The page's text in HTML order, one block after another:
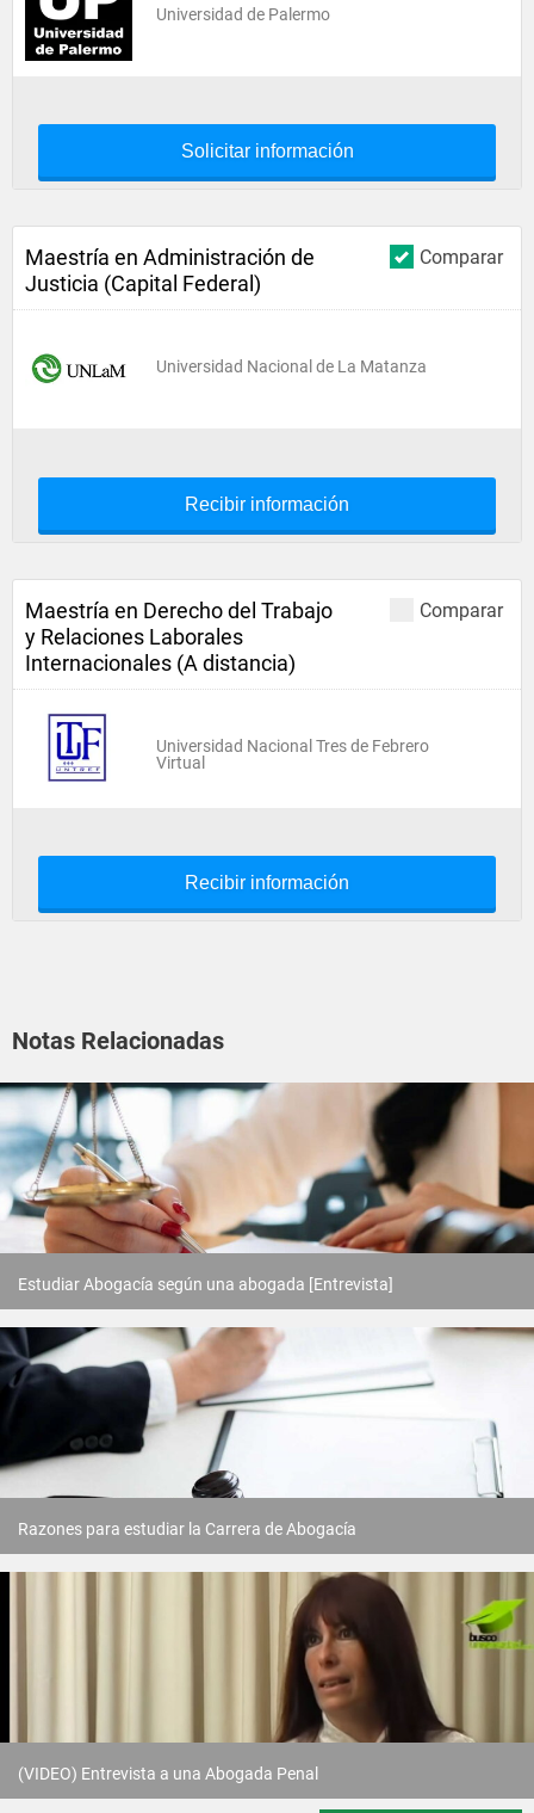
Universidad de Palermo
Solicitar información
Comparar
Maestría en Administración de
Justicia (Capital Federal)
Universidad Nacional de La Matanza
Recibir información
Comparar
Maestría en Derecho del Trabajo
y Relaciones Laborales
Internacionales (A distancia)
Universidad Nacional Tres de Febrero
Virtual
Recibir información
Notas Relacionadas
Estudiar Abogacía según una abogada [Entrevista]
Razones para estudiar la Carrera de Abogacía
(VIDEO) Entrevista a una Abogada Penal